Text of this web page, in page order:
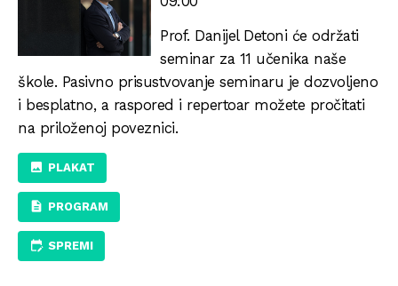
Prof. Danijel Detoni će održati
seminar za 11 učenika naše
škole. Pasivno prisustvovanje seminaru je dozvoljeno
i besplatno, a raspored i repertoar možete pročitati
na priloženoj poveznici.
PLAKAT
PROGRAM
SPREMI